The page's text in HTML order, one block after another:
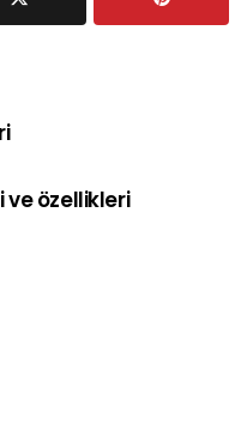
ve özellikleri